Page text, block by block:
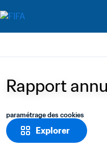
Explorer
Rapport
paramétrage des cookies